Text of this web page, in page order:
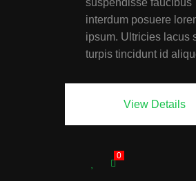
suspendisse faucibus
interdum posuere
ipsum. Ultricies lacus
turpis tincidunt id
View Details
0